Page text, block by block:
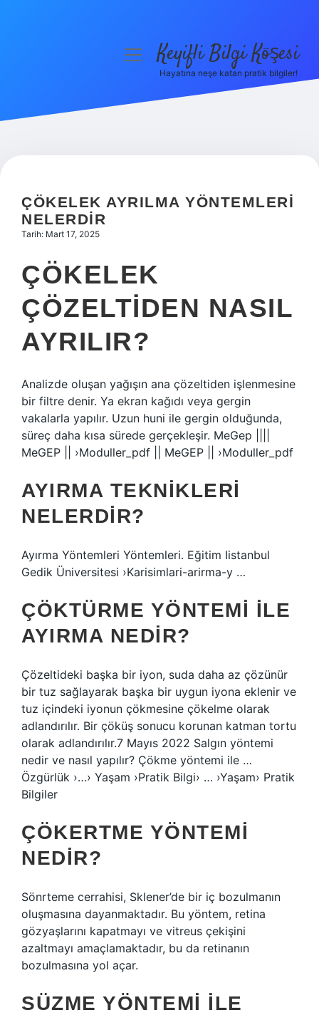
Hakkımızda
menüyüKeyifli Bilgi Köşesi
Hayatına neşe katan pratik bilgiler!
ÇÖKELEK AYRILMA YÖNTEMLERI
NELERDIR
Tarih: Mart 17, 2025
ÇÖKELEK
ÇÖZELTIDEN NASIL
AYRILIR?
Analizde oluşan yağışın ana çözeltiden işlenmesine
bir filtre denir. Ya ekran kağıdı veya gergin
vakalarla yapılır. Uzun huni ile gergin olduğunda,
süreç daha kısa sürede gerçekleşir. MeGep ||||
MeGEP || ›Moduller_pdf || MeGEP || ›Moduller_pdf
AYIRMA TEKNIKLERI
NELERDIR?
Ayırma Yöntemleri Yöntemleri. Eğitim Iistanbul
Gedik Üniversitesi ›Karisimlari-arirma-y …
ÇÖKTÜRME YÖNTEMI ILE
AYIRMA NEDIR?
Çözeltideki başka bir iyon, suda daha az çözünür
bir tuz sağlayarak başka bir uygun iyona eklenir ve
tuz içindeki iyonun çökmesine çökelme olarak
adlandırılır. Bir çöküş sonucu korunan katman tortu
olarak adlandırılır.7 ​​Mayıs 2022 Salgın yöntemi
nedir ve nasıl yapılır? Çökme yöntemi ile …
Özgürlük ›…› Yaşam ›Pratik Bilgi› … ›Yaşam› Pratik
Bilgiler
ÇÖKERTME YÖNTEMI
NEDIR?
Sönrteme cerrahisi, Sklener’de bir iç bozulmanın
oluşmasına dayanmaktadır. Bu yöntem, retina
gözyaşlarını kapatmayı ve vitreus çekişini
azaltmayı amaçlamaktadır, bu da retinanın
bozulmasına yol açar.
SÜZME YÖNTEMI ILE